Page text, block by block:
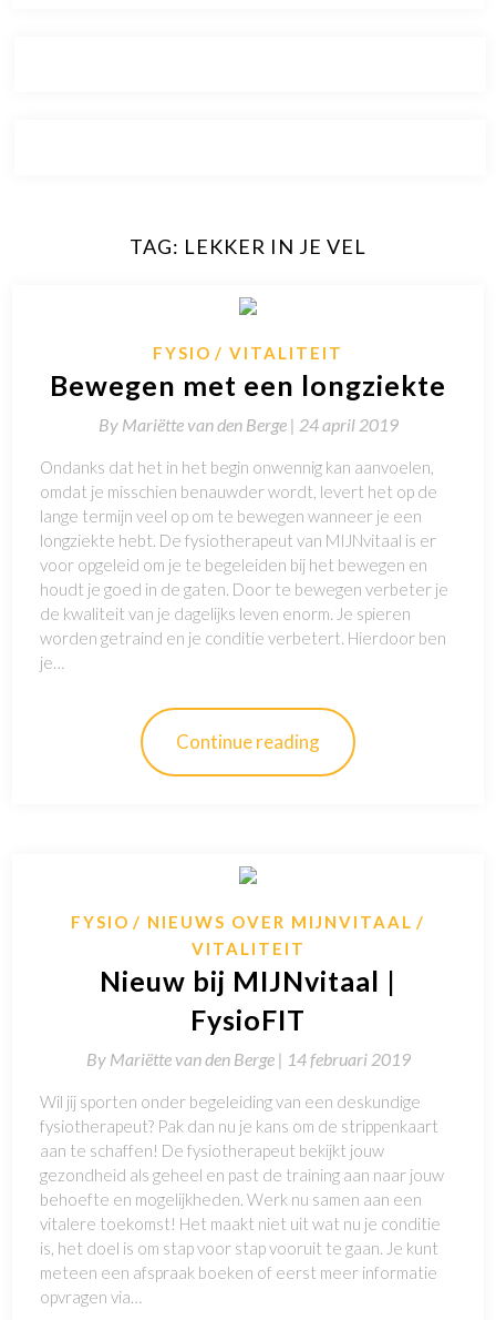
TAG: LEKKER IN JE VEL
FYSIO VITALITEIT
Bewegen met een longziekte
By Mariëtte van den Berge | 24 april 2019
Ondanks dat het in het begin onwennig kan aanvoelen,
omdat je misschien benauwder wordt, levert het op de
lange termijn veel op om te bewegen wanneer je een
longziekte hebt. De fysiotherapeut van MIJNvitaal is er
voor opgeleid om je te begeleiden bij het bewegen en
houdt je goed in de gaten. Door te bewegen verbeter je
de kwaliteit van je dagelijks leven enorm. Je spieren
worden getraind en je conditie verbetert. Hierdoor ben
je…
Continue reading
FYSIO
NIEUWS OVER MIJNVITAAL
VITALITEIT
Nieuw bij MIJNvitaal |
FysioFIT
By Mariëtte van den Berge | 14 februari 2019
Wil jij sporten onder begeleiding van een deskundige
fysiotherapeut? Pak dan nu je kans om de strippenkaart
aan te schaffen! De fysiotherapeut bekijkt jouw
gezondheid als geheel en past de training aan naar jouw
behoefte en mogelijkheden. Werk nu samen aan een
vitalere toekomst! Het maakt niet uit wat nu je conditie
is, het doel is om stap voor stap vooruit te gaan. Je kunt
meteen een afspraak boeken of eerst meer informatie
opvragen via…